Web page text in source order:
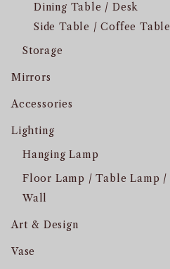
Dining Table / Desk
Side Table / Coffee Table
Storage
Mirrors
Accessories
Lighting
Hanging Lamp
Floor Lamp / Table Lamp /
Wall
Art & Design
Vase